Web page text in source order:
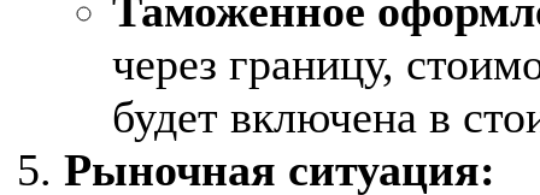
Таможенное
через границу,
будет включена в
Рыночная ситуация: